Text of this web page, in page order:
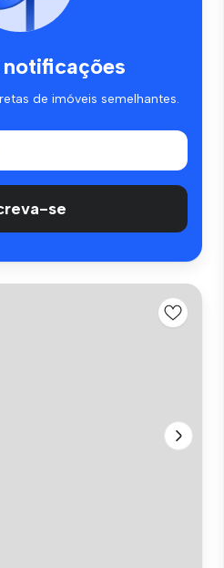
notificações
de imóveis semelhantes.
se